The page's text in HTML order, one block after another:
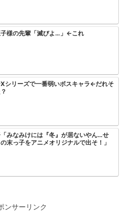
様の先輩「滅びよ…」←これ
Xシリーズで一番弱いボスキャラ←だれそ
みなみけには『冬』が居ないやん…せ
末っ子をアニメオリジナルで出そ！」
【悲報】最近のプリキュアヒロイ
HUNTER×HUNTERのこいつって
【悲報】アーニャ・フォージャー
まう
【画像】「彼岸島」の作者がヤニ
【朗報】ヤニねこ中国で大ヒット
無職転生第3期が第一話からいきな
コにして失禁させるシーンを流し
【悲報】ワンパンマン3期の作画お
【悲報】ワンピース、適当につけ
速報 フリーレンの丸パクリ作品炎
ンサーリンク